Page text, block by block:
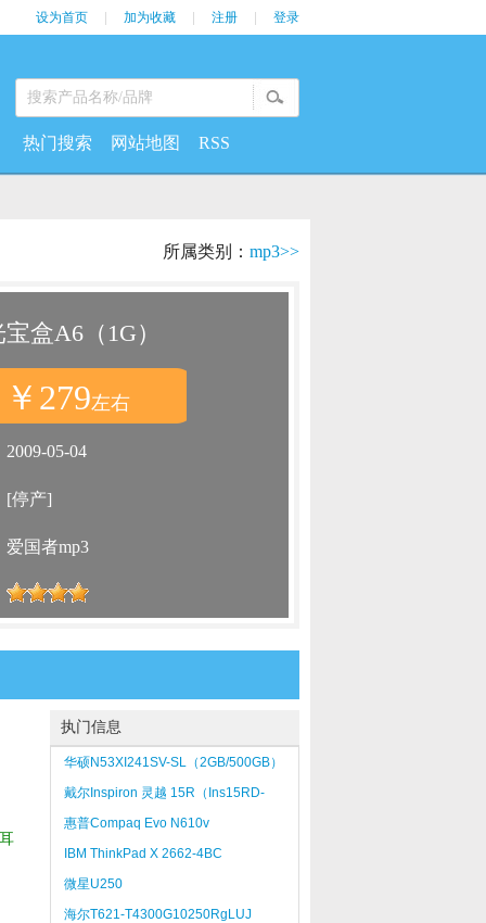
设为首页 加为收藏 注册 登录
热门搜索 网站地图 RSS
所属类别： mp3>>
盒A6（1G）
￥279左右
2009-05-04
[停产]
爱国者mp3
执门信息
华硕N53XI241SV-SL（2GB/500GB）
戴尔Inspiron 灵越 15R（Ins15RD-
518）
惠普Compaq Evo N610v
IBM ThinkPad X 2662-4BC
微星U250
海尔T621-T4300G10250RgLUJ